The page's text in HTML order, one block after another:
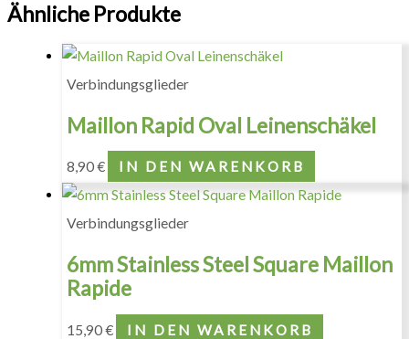
Ähnliche Produkte
Verbindungsglieder
Maillon Rapid Oval Leinenschäkel
8,90€ IN DEN WARENKORB
Verbindungsglieder
6mm Stainless Steel Square Maillon
Rapide
15,90€ IN DEN WARENKORB